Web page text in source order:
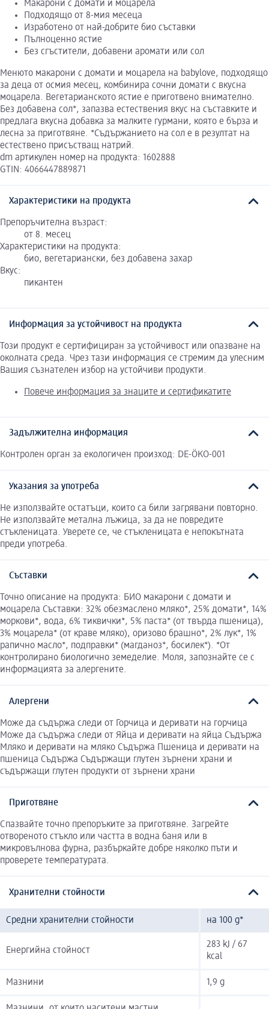
Макарони с домати и моцарела
Подходящо от 8-мия месеца
Изработено от най-добрите био съставки
Пълноценно ястие
Без сгъстители, добавени аромати или сол
Менюто макарони с домати и моцарела на babylove, подходящо
за деца от осмия месец, комбинира сочни домати с вкусна
моцарела. Вегетарианското ястие е приготвено внимателно.
Без добавена сол*, запазва естествения вкус на съставките и
предлага вкусна добавка за малките гурмани, която е бърза и
лесна за приготвяне. *Съдържанието на сол е в резултат на
естествено присъстващ натрий.
dm артикулен номер на продукта: 1602888
GTIN: 4066447889871
Характеристики на продукта
Препоръчителна възраст:
от 8. месец
Характеристики на продукта:
био, вегетариански, без добавена захар
Вкус:
пикантен
Информация за устойчивост на продукта
Този продукт е сертифициран за устойчивост или опазване на
околната среда. Чрез тази информация се стремим да улесним
Вашия съзнателен избор на устойчиви продукти.
Повече информация за знаците и сертификатите
Задължителна информация
Контролен орган за екологичен произход: DE-ÖKO-001
Указания за употреба
Не използвайте остатъци, които са били загрявани повторно.
Не използвайте метална лъжица, за да не повредите
стъкленицата. Уверете се, че стъкленицата е непокътната
преди употреба.
Съставки
Точно описание на продукта: БИО макарони с домати и
моцарела Съставки: 32% обезмаслено мляко*, 25% домати*, 14%
моркови*, вода, 6% тиквички*, 5% паста* (от твърда пшеница),
3% моцарела* (от краве мляко), оризово брашно*, 2% лук*, 1%
рапично масло*, подправки* (магданоз*, босилек*). *От
контролирано биологично земеделие. Моля, запознайте се с
информацията за алергените.
Алергени
Може да съдържа следи от Горчица и деривати на горчица
Може да съдържа следи от Яйца и деривати на яйца Съдържа
Мляко и деривати на мляко Съдържа Пшеница и деривати на
пшеница Съдържа Съдържащи глутен зърнени храни и
съдържащи глутен продукти от зърнени храни
Приготвяне
Спазвайте точно препоръките за приготвяне. Загрейте
отвореното стъкло или частта в водна баня или в
микровълнова фурна, разбъркайте добре няколко пъти и
проверете температурата.
Хранителни стойности
Средни хранителни стойности на 100 g*
Енергийна стойност
283 kJ / 67
kcal
Мазнини 1,9 g